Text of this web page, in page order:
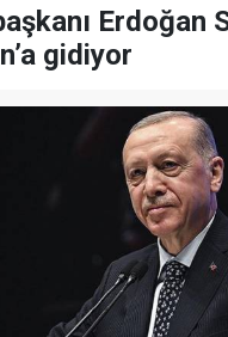
Erdoğan
gidiyor